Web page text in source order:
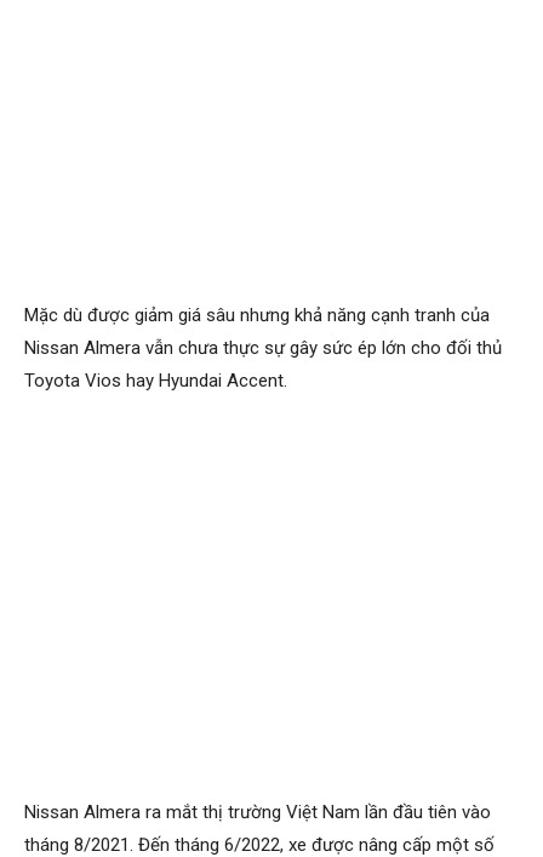
Mặc dù được giảm giá sâu nhưng khả năng cạnh tranh của
Nissan Almera vẫn chưa thực sự gây sức ép lớn cho đối thủ
Toyota Vios hay Hyundai Accent.
Nissan Almera ra mắt thị trường Việt Nam lần đầu tiên vào
tháng 8/2021. Đến tháng 6/2022, xe được nâng cấp một số